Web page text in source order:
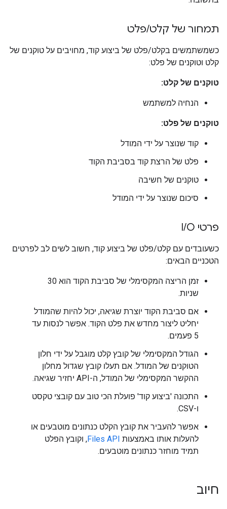
תמחור של קלט/פלט
כשמשתמשים בקלט/פלט של ביצוע קוד, מחויבים על טוקנים של
קלט וטוקנים של פלט:
טוקנים של קלט:
הנחיה למשתמש
טוקנים של פלט:
קוד שנוצר על ידי המודל
פלט של הרצת קוד בסביבת הקוד
טוקנים של חשיבה
סיכום שנוצר על ידי המודל
פרטי I /O
כשעובדים עם קלט/פלט של ביצוע קוד, חשוב לשים לב לפרטים
הטכניים הבאים:
זמן הריצה המקסימלי של סביבת הקוד הוא 30
שניות.
אם סביבת הקוד יוצרת שגיאה, יכול להיות שהמודל
יחליט ליצור מחדש את פלט הקוד. אפשר לנסות עד
5 פעמים.
הגודל המקסימלי של קובץ קלט מוגבל על ידי חלון
הטוקנים של המודל. אם תעלו קובץ שגדול מחלון
ההקשר המקסימלי של המודל, ה-API יחזיר שגיאה.
התכונה 'ביצוע קוד' פועלת הכי טוב עם קובצי טקסט
ו-CSV.
אפשר להעביר את קובץ הקלט כנתונים מוטבעים או
להעלות אותו באמצעות Files API, וקובץ הפלט
תמיד מוחזר כנתונים מוטבעים.
חיוב